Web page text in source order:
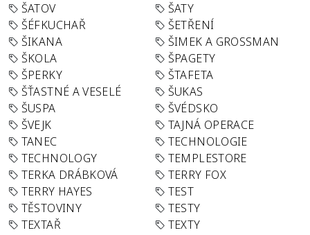
ŠATOV
ŠATY
ŠÉFKUCHAŘ
ŠETŘENÍ
ŠIKANA
ŠIMEK A GROSSMAN
ŠKOLA
ŠPAGETY
ŠPERKY
ŠTAFETA
ŠŤASTNÉ A VESELÉ
ŠUKAS
ŠUSPA
ŠVÉDSKO
ŠVEJK
TAJNÁ OPERACE
TANEC
TECHNOLOGIE
TECHNOLOGY
TEMPLESTORE
TERKA DRÁBKOVÁ
TERRY FOX
TERRY HAYES
TEST
TĚSTOVINY
TESTY
TEXTAŘ
TEXTY